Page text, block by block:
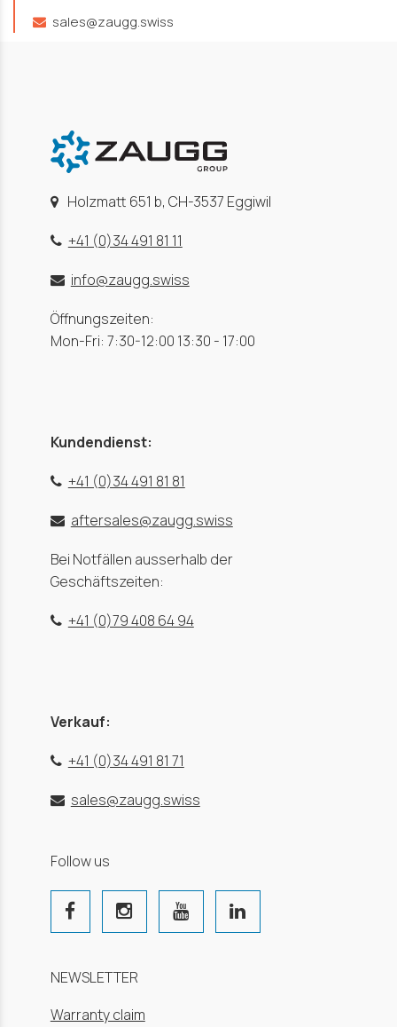
sales@zaugg.swiss
Holzmatt 651 b, CH-3537 Eggiwil
+41 (0)34 491 81 11
info@zaugg.swiss
Öffnungszeiten:
Mon-Fri: 7:30-12:00 13:30 - 17:00
Kundendienst:
+41 (0)34 491 81 81
aftersales@zaugg.swiss
Bei Notfällen ausserhalb der
Geschäftszeiten:
+41 (0)79 408 64 94
Verkauf:
+41 (0)34 491 81 71
sales@zaugg.swiss
Follow us
NEWSLETTER
Warranty claim